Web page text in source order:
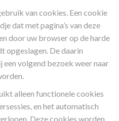
van cookies. Een cookie
dat met pagina’s van deze
door uw browser op de harde
opgeslagen. De daarin
volgend bezoek weer naar
alleen functionele cookies
en het automatisch
Deze cookies worden